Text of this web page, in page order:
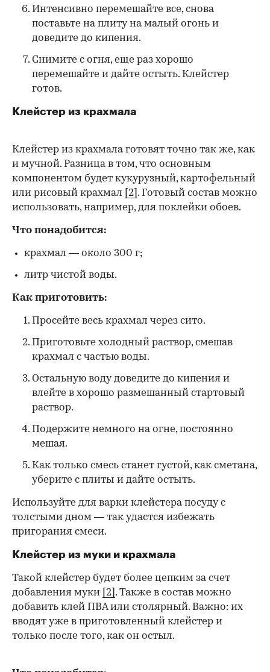
Интенсивно перемешайте все, снова
поставьте на плиту на малый огонь и
доведите до кипения.
Снимите с огня, еще раз хорошо
перемешайте и дайте остыть. Клейстер
готов.
Клейстер из крахмала
Клейстер из крахмала готовят точно так же, как
и мучной. Разница в том, что основным
компонентом будет кукурузный, картофельный
или рисовый крахмал
[2] . Готовый состав можно
использовать, например, для поклейки обоев.
Что понадобится:
крахмал — около 300 г;
литр чистой воды.
Как приготовить:
Просейте весь крахмал через сито.
Приготовьте холодный раствор, смешав
крахмал с частью воды.
Остальную воду доведите до кипения и
влейте в хорошо размешанный стартовый
раствор.
Подержите немного на огне, постоянно
мешая.
Как только смесь станет густой, как сметана,
уберите с плиты и дайте остыть.
Используйте для варки клейстера посуду с
толстыми дном — так удастся избежать
пригорания смеси.
Клейстер из муки и крахмала
Такой клейстер будет более цепким за счет
добавления муки [2] . Также в состав можно
добавить клей ПВА или столярный. Важно: их
вводят уже в приготовленный клейстер и
только после того, как он остыл.